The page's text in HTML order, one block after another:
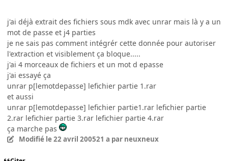
j'ai déjà extrait des fichiers sous mdk avec unrar mais là y a un
mot de passe et j4 parties
je ne sais pas comment intégrér cette donnée pour autoriser
l'extraction et visiblement ça bloque.....
j'ai 4 morceaux de fichiers et un mot d epasse
j'ai essayé ça
unrar p[lemotdepasse] lefichier partie 1.rar
et aussi
unrar p[lemotdepasse] lefichier partie1.rar lefichier partie
2.rar lefichier partie 3.rar lefichier partie 4.rar
ça marche pas
Modifié le 22 avril 200521 a par neuxneux